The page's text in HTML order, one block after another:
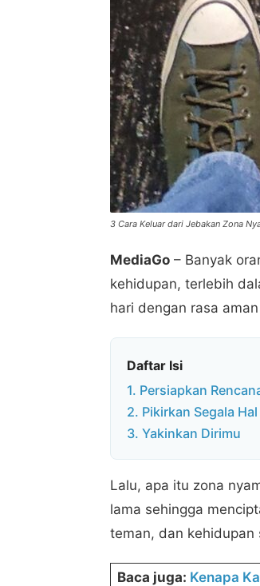
3 Cara Keluar dari Jebakan Zona
MediaGo – Banyak
kehidupan, terlebih
hari dengan rasa
Daftar Isi
1. Persiapkan
2. Pikirkan Segala
3. Yakinkan Dirimu
Lalu, apa itu zona
lama sehingga
teman, dan kehidupan
Baca juga: Kenapa